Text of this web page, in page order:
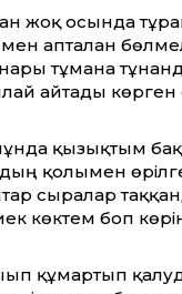
жоқ осында
апталған
тұманға
айтады көрген
қызықтым
қолымен
сырғалар
көктем боп
құмартып